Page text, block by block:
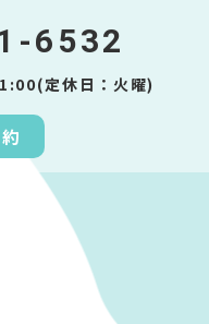
6532
定休日：火曜)